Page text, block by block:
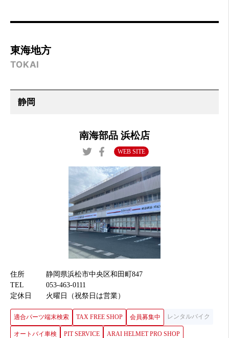
東海地方
TOKAI
南海部品 浜松店
WEB SITE
住所
静岡県浜松市中央区和田町847
TEL
053-463-0111
定休日
火曜日（祝祭日は営業）
適合パーツ端末検索 TAX FREE SHOP 会員募集中 レンタルバイク
オートバイ車検 PIT SERVICE ARAI HELMET PRO SHOP